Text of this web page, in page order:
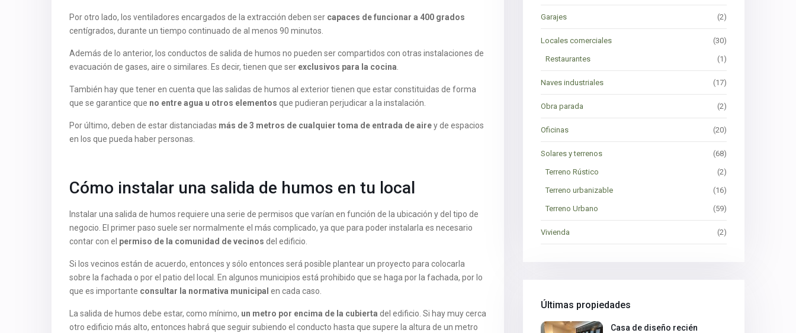
Por otro lado, los ventiladores encargados de la extracción deben ser capaces de funcionar a 400 grados
centígrados, durante un tiempo continuado de al menos 90 minutos.
Además de lo anterior, los conductos de salida de humos no pueden ser compartidos con otras instalaciones de
evacuación de gases, aire o similares. Es decir, tienen que ser exclusivos para la cocina
También hay que tener en cuenta que las salidas de humos al exterior tienen que estar constituidas de forma
que se garantice que no entre agua u otros elementos que pudieran perjudicar a la instalación.
Por último, deben de estar distanciadas más de 3 metros de cualquier toma de entrada de airey de espacios
en los que pueda haber personas.
Cómo instalar una salida de humos en tu local
Instalar una salida de humos requiere una serie de permisos que varían en función de la ubicación y del tipo de
negocio. El primer paso suele ser normalmente el más complicado, ya que para poder instalarla es necesario
contar con el permiso de la comunidad de vecinos del edificio.
Si los vecinos están de acuerdo, entonces y sólo entonces será posible plantear un proyecto para colocarla
sobre la fachada o por el patio del local. En algunos municipios está prohibido que se haga por la fachada, por lo
que es importante consultar la normativa municipal en cada caso.
La salida de humos debe estar, como mínimo, un metro por encima de la cubierta del edificio. Si hay muy cerca
otro edificio más alto, entonces habrá que seguir subiendo el conducto hasta que supere la altura de un metro
Garajes (2)
Locales comerciales (30)
Restaurantes (1)
Naves industriales (17)
Obra parada (2)
Oficinas (20)
Solares y terrenos (68)
Terreno Rústico (2)
Terreno urbanizable (16)
Terreno Urbano (59)
Vivienda (2)
Últimas propiedades
Casa de diseño recién